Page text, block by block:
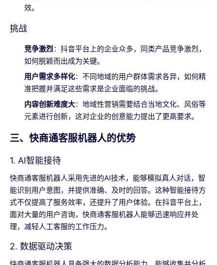
效。
挑战
竞争激烈：抖音平台上的企业众多，同类产品竞争激烈，
如何脱颖而出成为关键。
用户需求多样化：不同地域的用户群体需求各异，如何精
准把握并满足这些需求是企业面临的挑战。
内容创新难度大：地域性营销需要结合当地文化、风俗等
元素进行创新，这对企业的创意能力提出了更高要求。
三、快商通客服机器人的优势
1. AI智能接待
快商通客服机器人采用先进的AI技术，能够模拟真人对话，智
能识别用户意图，并提供准确、及时的回答。这种智能接待方
式不仅提高了服务效率，还提升了用户体验。在抖音平台上，
面对大量的用户咨询，快商通客服机器人能够迅速响应并处
理，减轻人工客服的工作压力。
2. 数据驱动决策